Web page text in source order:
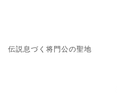
伝説息づく将門公の聖地